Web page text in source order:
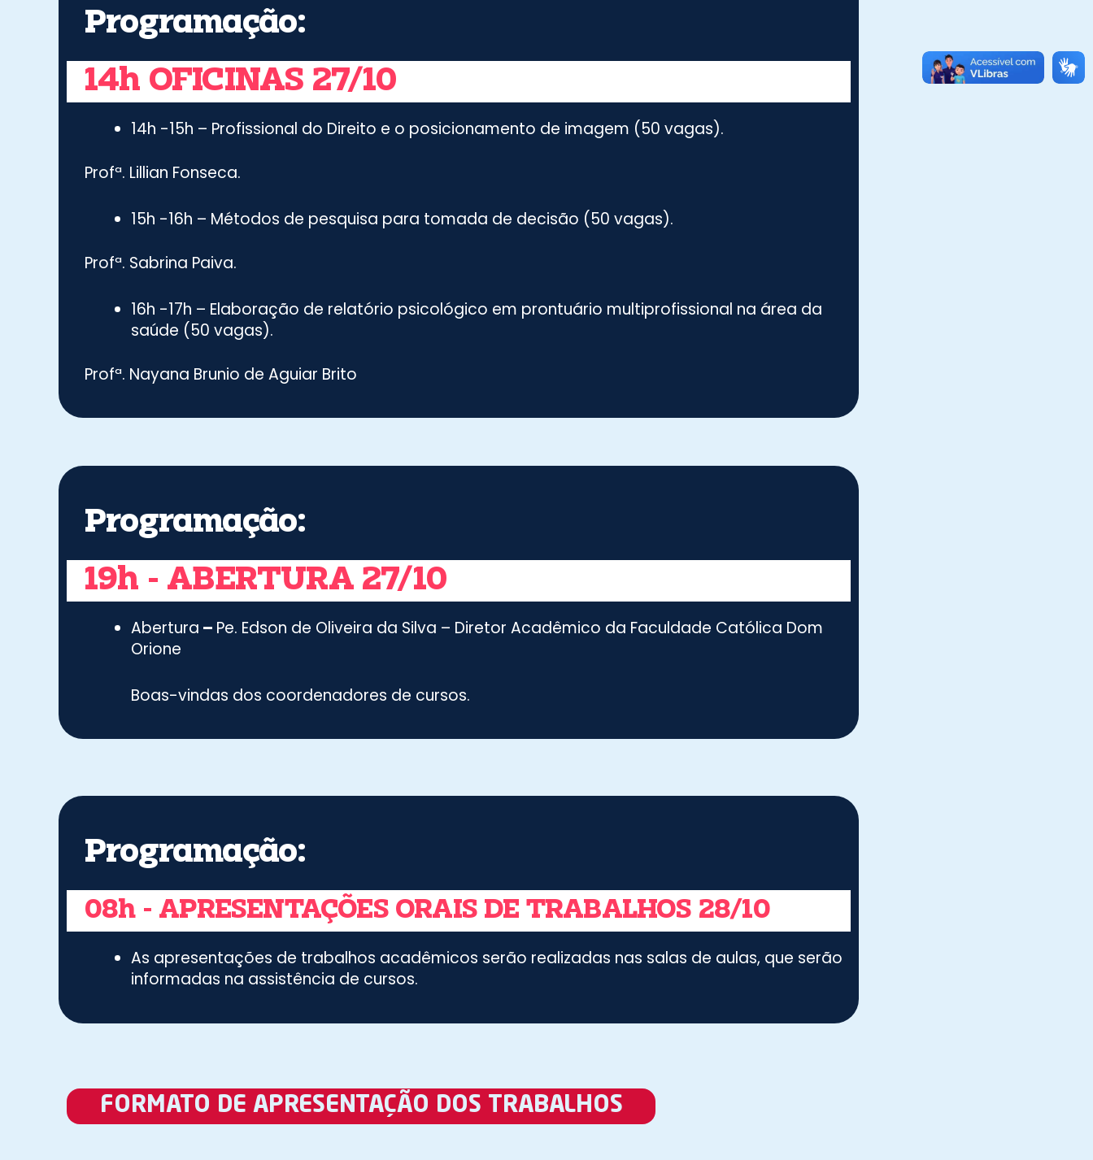
Programação:
14h OFICINAS 27/10
14h -15h – Profissional do Direito e o posicionamento de imagem (50 vagas).
Profª. Lillian Fonseca.
15h -16h – Métodos de pesquisa para tomada de decisão (50 vagas).
Profª. Sabrina Paiva.
16h -17h – Elaboração de relatório psicológico em prontuário multiprofissional na área da
saúde (50 vagas).
Profª. Nayana Brunio de Aguiar Brito
Programação:​
19h - ABERTURA 27/10
Abertura – Pe. Edson de Oliveira da Silva – Diretor Acadêmico da Faculdade Católica Dom
Orione
Boas-vindas dos coordenadores de cursos.
Programação:​
08h - APRESENTAÇÕES ORAIS DE TRABALHOS 28/10
As apresentações de trabalhos acadêmicos serão realizadas nas salas de aulas, que serão
informadas na assistência de cursos.
FORMATO DE APRESENTAÇÃO DOS TRABALHOS